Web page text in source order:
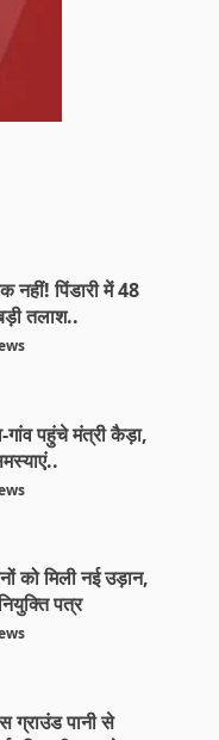
नहीं! पिंडारी में 48
तलाश..
पहुंचे मंत्री कैड़ा,
को मिली नई उड़ान,
पत्र
पानी से